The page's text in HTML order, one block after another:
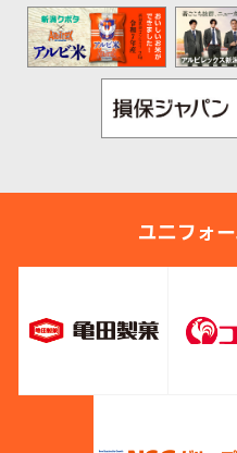
ユニフォ